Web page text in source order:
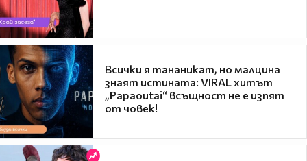
Всички я тананикат, но малцина
знаят истината: VIRAL хитът
„Papaoutai“ всъщност не е изпят
от човек!